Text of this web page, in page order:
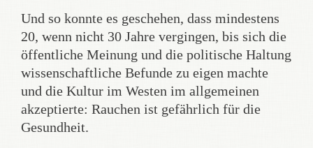
Und so konnte es geschehen, dass mindestens
20, wenn nicht 30 Jahre vergingen, bis sich die
öffentliche Meinung und die politische Haltung
wissenschaftliche Befunde zu eigen machte
und die Kultur im Westen im allgemeinen
akzeptierte: Rauchen ist gefährlich für die
Gesundheit.